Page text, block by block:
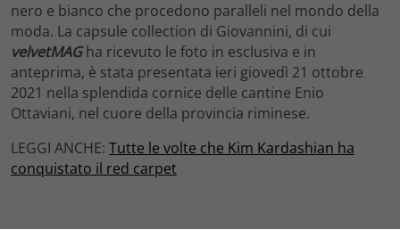
nero e bianco che procedono paralleli nel mondo della
moda. La capsule collection di Giovannini, di cui
velvetMAGha ricevuto le foto in esclusiva e in
anteprima, è stata presentata ieri giovedì 21 ottobre
2021 nella splendida cornice delle cantine Enio
Ottaviani, nel cuore della provincia riminese.
LEGGI ANCHE: Tutte le volte che Kim Kardashian ha
conquistato il red carpet